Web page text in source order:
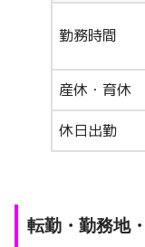
勤務時間
産休・育休
休日出勤
転勤・勤務地